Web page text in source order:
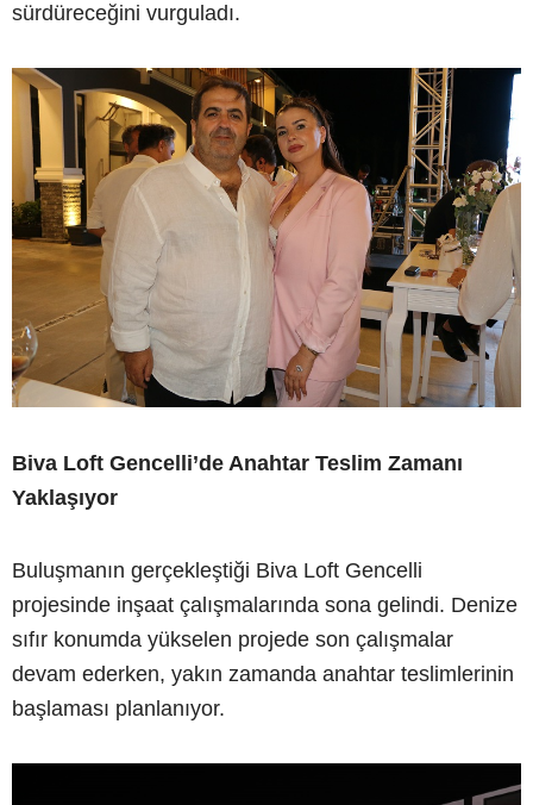
sürdüreceğini vurguladı.
Biva Loft Gencelli’de Anahtar Teslim Zamanı
Yaklaşıyor
Buluşmanın gerçekleştiği Biva Loft Gencelli
projesinde inşaat çalışmalarında sona gelindi. Denize
sıfır konumda yükselen projede son çalışmalar
devam ederken, yakın zamanda anahtar teslimlerinin
başlaması planlanıyor.